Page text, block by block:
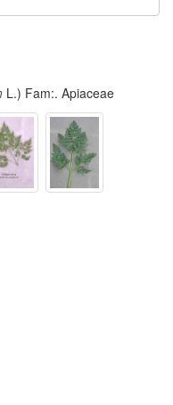
L.) Fam:. Apiaceae